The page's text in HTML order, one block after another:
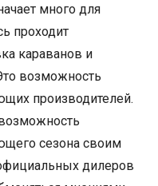
много для
проходит
караванов и
возможность
производителей.
сезона своим
дилеров